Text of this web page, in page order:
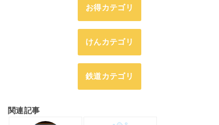
お得カテゴリ
けんカテゴリ
鉄道カテゴリ
関連記事